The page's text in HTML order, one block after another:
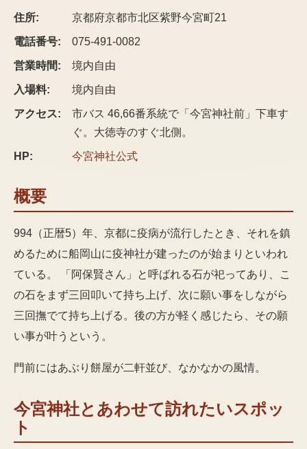
住所: 京都府京都市北区紫野今宮町21
電話番号: 075-491-0082
営業時間: 境内自由
入場料: 境内自由
アクセス:
市バス 46,66番系統で「今宮神社前」下車す
ぐ。大徳寺のすぐ北側。
HP: 今宮神社公式
概要
994（正暦5）年、京都に疫病が流行したとき、それを鎮
めるために船岡山に疫神社が建ったのが始まりといわれ
ている。 「阿保賢さん」と呼ばれる石が祀ってあり、こ
の石をまず三回叩いて持ち上げ、次に願い事をしながら
三回撫でて持ち上げる。後の方が軽く感じたら、その願
い事が叶うという。
門前にはあぶり餅屋が二軒並び、なかなかの風情。
今宮神社とあわせて訪れたいスポッ
ト